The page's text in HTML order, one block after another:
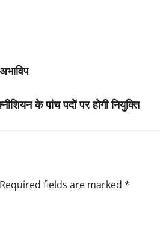
के पांच पदों पर होगी नियुक्ति
Required fields are marked *